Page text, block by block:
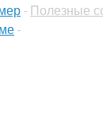
- Полезные
-